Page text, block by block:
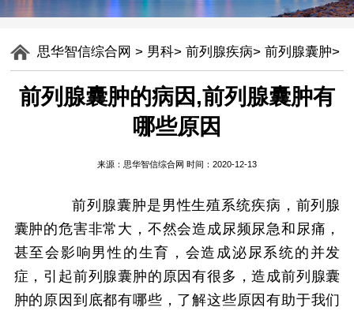
思华智信综合网 > 男科>前列腺疾病>前列腺囊肿>
前列腺囊肿的病因,前列腺囊肿有
哪些原因
来源： 思华智信综合网 时间：2020-12-13
前列腺囊肿是男性生殖系统疾病，前列腺
囊肿的危害非常大，不然会造成尿频尿急和尿痛，
甚至会影响男性的生育，会造成泌尿系统的并发
症，引起前列腺囊肿的原因有很多，造成前列腺囊
肿的原因到底都有哪些，了解这些原因有助于我们